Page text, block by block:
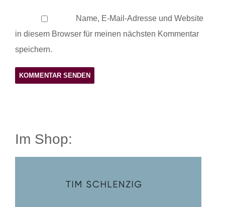
Name, E-Mail-Adresse und Website
in diesem Browser für meinen nächsten Kommentar
speichern.
Im Shop: